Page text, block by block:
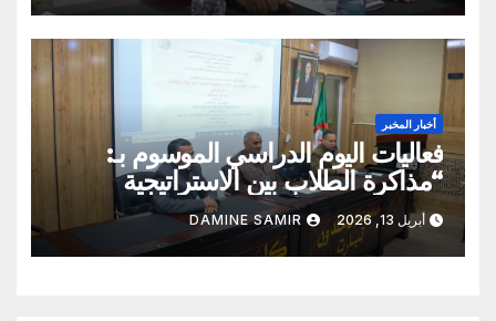
أخبار المخبر
فعاليات اليوم الدراسي الموسوم بـ:
“مذاكرة الطلاب بين الاستراتيجية
العلمية الواعية والتقليد الاعتباطي”
أبريل 13, 2026 DAMINE SAMIR